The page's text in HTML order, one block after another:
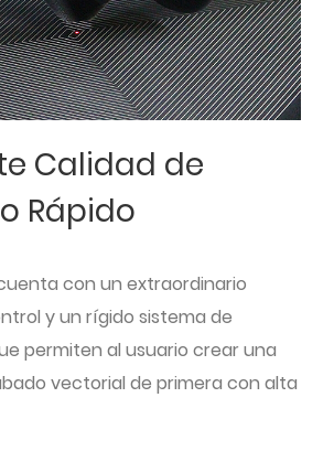
Calidad de
Rápido
con un extraordinario
y un rígido sistema de
permiten al usuario crear una
vectorial de primera con alta